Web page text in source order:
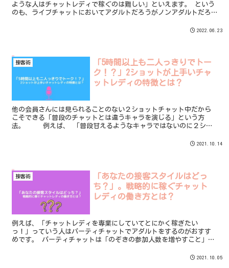
ような人はチャットレディで稼ぐのは難しい」といえます。 という
のも、ライブチャットにおいてアダルトだろうがノンアダルトだろ
2022.06.23
接客術
「5時間以上も二人っきりでトー
ク！？」2ショットが上手いチャ
ットレディの特徴とは？
他の会員さんには見られることのない２ショットチャット中だから
こそできる「普段のチャットとは違うキャラを演じる」という方
法。 例えば、 「普段甘えるようなキャラではないのに２ショ
く別のキャラを演じると男性にとっては”自分が特別な存在”とい
2021.10.14
接客術
「あなたの接客スタイルはどっ
ち？」。戦略的に稼ぐチャット
レディの働き方とは？
例えば、「チャットレディを専業にしていてとにかく稼ぎたい
っ！」っていう人はパーティチャットでアダルトをするのがおすす
めです。 パーティチャットは「のぞきの参加人数を増やすこと」や
のが基本です。 これをアダルトチャットなしでやるのはかなり難し
2021.10.05